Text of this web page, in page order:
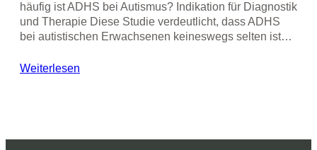
häufig ist ADHS bei Autismus? Indikation für Diagnostik
und Therapie Diese Studie verdeutlicht, dass ADHS
bei autistischen Erwachsenen keineswegs selten ist…
Weiterlesen